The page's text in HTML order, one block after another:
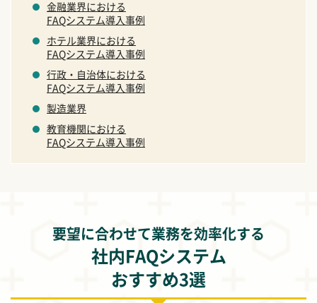
金融業界における
FAQシステム導入事例
ホテル業界における
FAQシステム導入事例
行政・自治体における
FAQシステム導入事例
製造業界
教育機関における
FAQシステム導入事例
要望に合わせて業務を効率化する
社内FAQシステム
おすすめ3選